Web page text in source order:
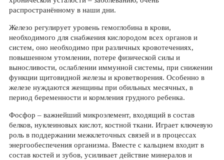
распространённому в наши дни.
Железо регулирует уровень гемоглобина в крови,
необходимого для снабжения кислородом всех органов и
систем, оно необходимо при различных кровотечениях,
повышенном утомлении, потере физической силы и
выносливости, ослаблении иммунной системы, при снижении
функции щитовидной железы и кроветворения. Особенно в
железе нуждаются женщины при обильных месячных, в
период беременности и кормления грудного ребенка.
Фосфор – важнейший микроэлемент, входящий в состав
белков, нуклеиновых кислот, костной ткани. Играет ключевую
роль в поддержании межклеточных связей и в процессах
энергообеспечения организма. Вместе с кальцием входит в
состав костей и зубов, усиливает действие минералов и